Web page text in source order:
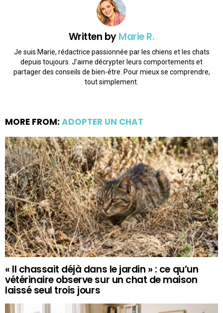
Written byMarie R.
Je suis Marie, rédactrice passionnée par les chiens et les chats
depuis toujours. J’aime décrypter leurs comportements et
partager des conseils de bien-être. Pour mieux se comprendre,
tout simplement.
MORE FROM: ADOPTER UN CHAT
« Il chassait déjà dans le jardin » : ce qu’un
vétérinaire observe sur un chat de maison
laissé seul trois jours